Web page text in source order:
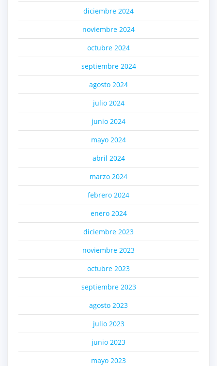
diciembre 2024
noviembre 2024
octubre 2024
septiembre 2024
agosto 2024
julio 2024
junio 2024
mayo 2024
abril 2024
marzo 2024
febrero 2024
enero 2024
diciembre 2023
noviembre 2023
octubre 2023
septiembre 2023
agosto 2023
julio 2023
junio 2023
mayo 2023